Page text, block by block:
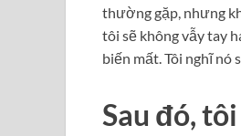
thường gặp, nhưng
tôi sẽ không vẫy tay
biến mất. Tôi nghĩ nó
Sau đó,